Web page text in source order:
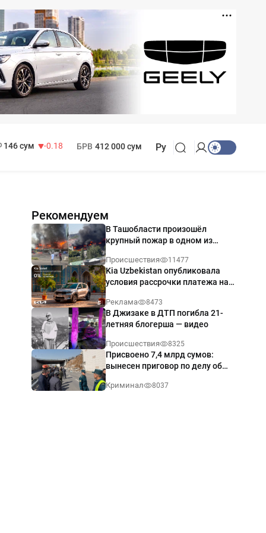
146 сум
-0.18
БРВ 412 000 сум Ру
Рекомендуем
В Ташобласти произошёл
крупный пожар в одном из
Происшествия 11477
Kia Uzbekistan опубликовала
условия рассрочки платежа на
годовых
Реклама 8473
В Джизаке в ДТП погибла 21-
летняя блогерша — видео
Происшествия 8325
Присвоено 7,4 млрд сумов:
вынесен приговор по делу об
Ташкенте
Криминал 8037